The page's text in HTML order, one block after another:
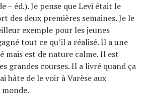
– éd.). Je pense que Levi était le
des deux premières semaines. Je le
exemple pour les jeunes
tout ce qu’il a réalisé. Il a une
mais est de nature calme. Il est
grandes courses. Il a livré quand ça
hâte de le voir à Varèse aux